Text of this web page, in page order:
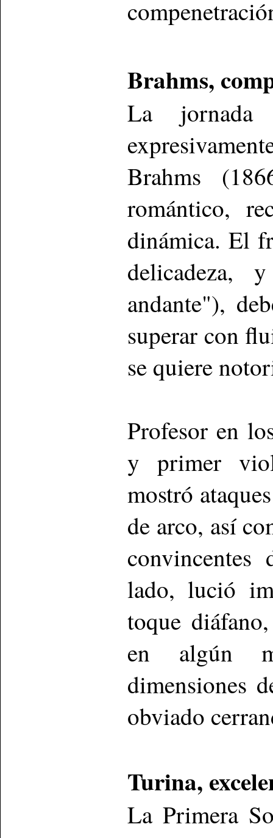
Brahms,
La
Brahms
romántico,
dinámica. El
andante"),
superar con
se quiere
Profesor en
y primer
mostró
de arco, así
lado, lució
toque
en algún
dimensiones
obviado
Turina,
La Primera